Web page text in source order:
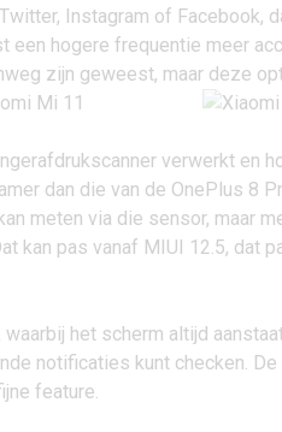
Instagram of Facebook,
een hogere frequentie meer
zijn geweest, maar deze
verwerkt en
dan die van de OnePlus 8
meten via die sensor, maar
kan pas vanaf MIUI 12.5, dat
het scherm altijd
notificaties kunt checken.
feature.